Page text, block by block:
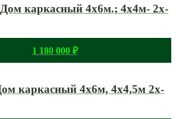
каркасный 4х6м.; 4х4м- 2х-
1 180 000 ₽
каркасный 4х6м, 4х4,5м 2х-